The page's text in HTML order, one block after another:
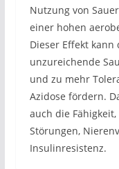
Nutzung von
einer hohen
Dieser Effekt
unzureichende
und zu mehr
Azidose fördern.
auch die
Störungen,
Insulinresistenz.